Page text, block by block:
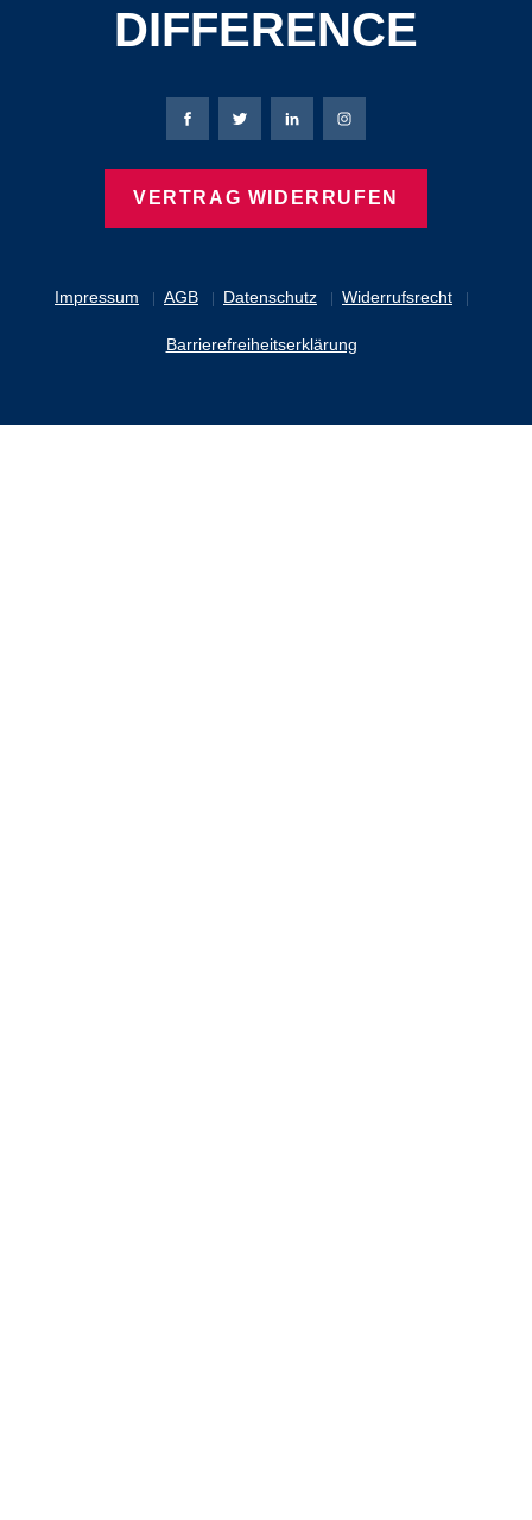
DIFFERENCE
Impressum AGB Datenschutz Widerrufsrecht
Barrierefreiheitserklärung
Bierbaum-Proenen Facebook-Seite
Bierbaum-Proenen Twitter Seite
Bierbaum-Proenen LinkedIn
Bierbaum-Proenen
VERTRAG WIDERRUFEN